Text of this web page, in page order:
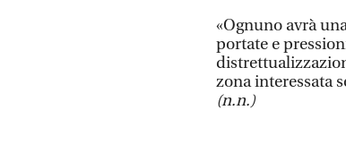
«Ognuno avrà
portate e
zona interessata
(n.n.)